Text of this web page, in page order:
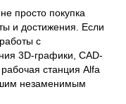
просто покупка
и достижения. Если
с
3D-графики, CAD-
станция Alfa
незаменимым